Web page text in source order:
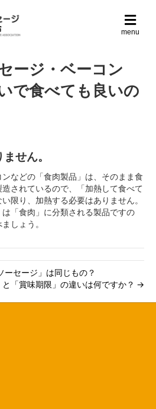
メ
ニ
定
menu
ージ・ベーコン
で食べても良いの
せん。
などの「食肉製品」は、そのまま食
されているので、「加熱して食べて
限り、加熱する必要はありません。
「食肉」に分類される製品ですの
しょう。
ーセージ」は同じもの？
と「賞味期限」の違いは何ですか？ →